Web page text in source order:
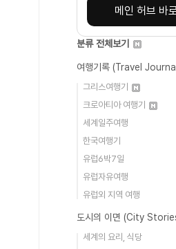
메인 허브 바
분류 전체보기
여행기록 (Travel
그리스여행기
크로아티아 여행기
세계일주여행
한국여행기
유럽6박7일
유럽자유여행
유럽외 지역 여행
도시의 이면 (City
세계의 요리, 식당